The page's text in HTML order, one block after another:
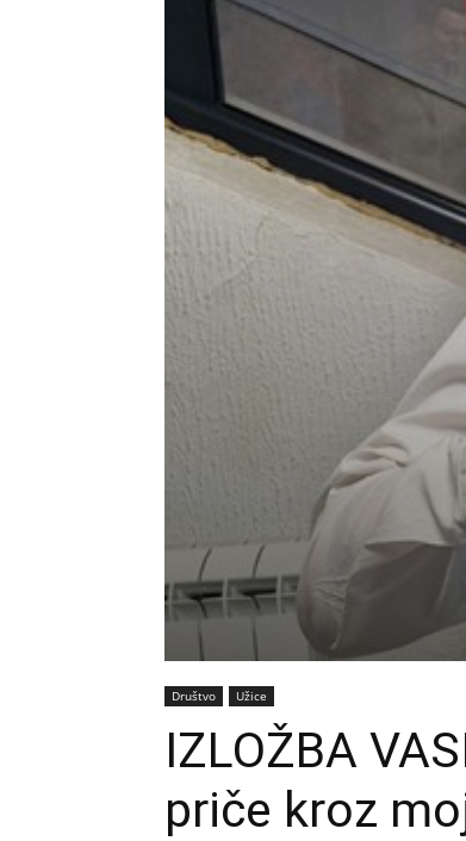
Društvo Užice
IZLOŽBA
priče kroz